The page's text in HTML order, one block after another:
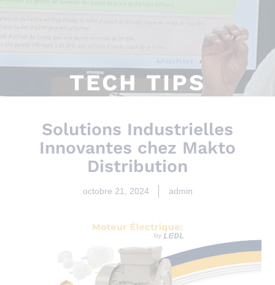
TECH TIPS
Solutions Industrielles
Innovantes chez Makto
Distribution
octobre 21, 2024 admin